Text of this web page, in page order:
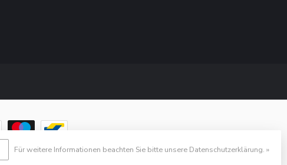
Für weitere Informationen beachten Sie bitte unsere Datenschutzerklärung. »